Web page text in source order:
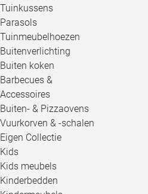
Tuinkussens
Parasols
Tuinmeubelhoezen
Buitenverlichting
Buiten koken
Barbecues &
Accessoires
Buiten- & Pizzaovens
Vuurkorven & -schalen
Eigen Collectie
Kids
Kids meubels
Kinderbedden